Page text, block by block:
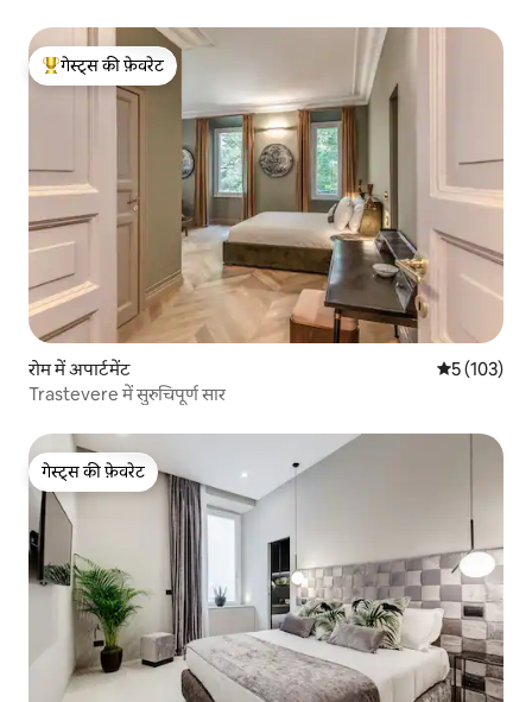
गेस्ट्स का टॉप फ़ेवरेट
गेस्ट्स की फ़ेवरेट
रोम में अपार्टमेंट औसत रेटिंग 5
5 (103)
Trastevere में सुरुचिपूर्ण सार
गेस्ट्स की फ़ेवरेट
गेस्ट्स की फ़ेवरेट